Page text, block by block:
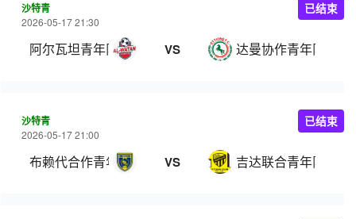
沙特青
2026-05-17 21:30
阿尔瓦坦青年队 VS 达曼协作青年队
已结束
沙特青
2026-05-17 21:00
布赖代合作青年队 VS 吉达联合青年队
已结束